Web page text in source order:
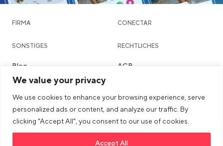
We value your privacy
We use cookies to enhance your browsing experience, serve
personalized ads or content, and analyze our traffic. By
clicking "Accept All", you consent to our use of cookies.
Accept All
FIRMA CONECTAR
SONSTIGES
Blog
Community & Dating
Chatte
Städte
RECHTLICHES
AGB
Imprint
Sicherheits- & Community-
Richtlinien